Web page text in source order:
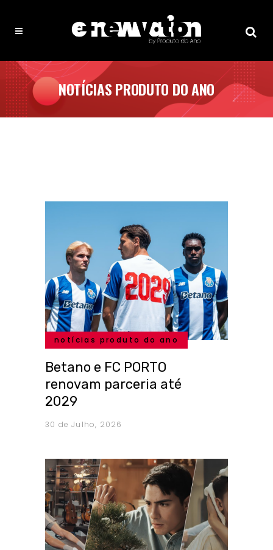
NOTÍCIAS PRODUTO DO ANO
notícias produto do ano
Betano e FC PORTO
renovam parceria até
2029
30 de Julho, 2026